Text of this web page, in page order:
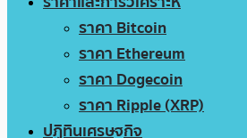
ราคา Bitcoin
ราคา Ethereum
ราคา Dogecoin
ราคา Ripple (XRP)
ปฏิทินเศรษฐกิจ